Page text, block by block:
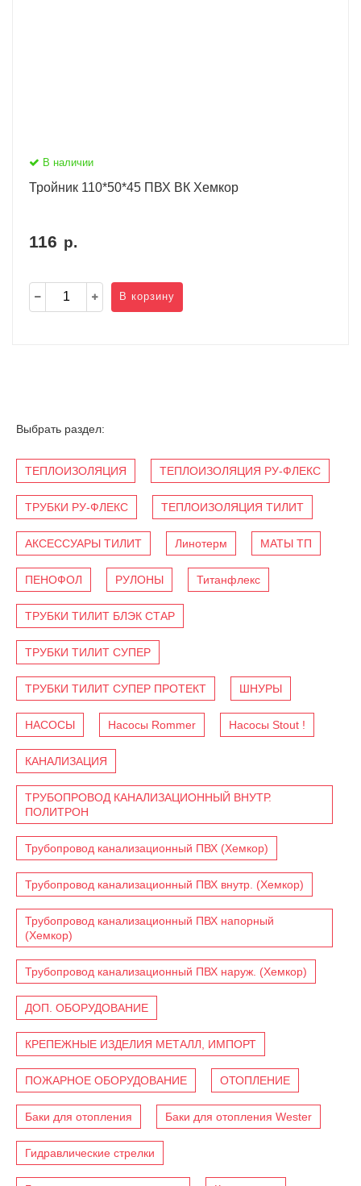
В наличии
Тройник 110*50*45 ПВХ ВК Хемкор
116 р.
В корзину
Выбрать раздел:
ТЕПЛОИЗОЛЯЦИЯ ТЕПЛОИЗОЛЯЦИЯ РУ-ФЛЕКС
ТРУБКИ РУ-ФЛЕКС ТЕПЛОИЗОЛЯЦИЯ ТИЛИТ
АКСЕССУАРЫ ТИЛИТ Линотерм МАТЫ ТП
ПЕНОФОЛ РУЛОНЫ Титанфлекс
ТРУБКИ ТИЛИТ БЛЭК СТАР
ТРУБКИ ТИЛИТ СУПЕР
ТРУБКИ ТИЛИТ СУПЕР ПРОТЕКТ ШНУРЫ
НАСОСЫ Насосы Rommer Насосы Stout !
КАНАЛИЗАЦИЯ
ТРУБОПРОВОД КАНАЛИЗАЦИОННЫЙ ВНУТР.
ПОЛИТРОН
Трубопровод канализационный ПВХ (Хемкор)
Трубопровод канализационный ПВХ внутр. (Хемкор)
Трубопровод канализационный ПВХ напорный
(Хемкор)
Трубопровод канализационный ПВХ наруж. (Хемкор)
ДОП. ОБОРУДОВАНИЕ
КРЕПЕЖНЫЕ ИЗДЕЛИЯ МЕТАЛЛ, ИМПОРТ
ПОЖАРНОЕ ОБОРУДОВАНИЕ ОТОПЛЕНИЕ
Баки для отопления Баки для отопления Wester
Гидравлические стрелки